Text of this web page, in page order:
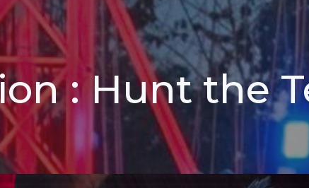
: Hunt the